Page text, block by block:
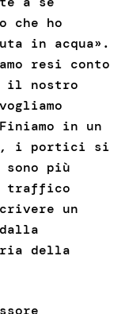
che ho
in acqua».
resi conto
il nostro
in un
i portici si
più
traffico
un
della